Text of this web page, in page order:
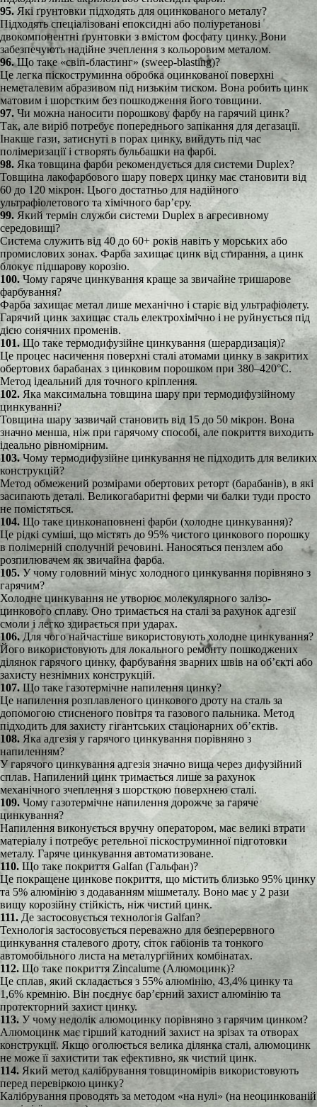
95. Які ґрунтовки підходять для оцинкованого металу?
Підходять спеціалізовані епоксидні або поліуретанові
двокомпонентні ґрунтовки з вмістом фосфату цинку. Вони
забезпечують надійне зчеплення з кольоровим металом.
96.Що таке «свіп-бластинг» (sweep-blasting)?
Це легка піскоструминна обробка оцинкованої поверхні
неметалевим абразивом під низьким тиском. Вона робить цинк
матовим і шорстким без пошкодження його товщини.
97. Чи можна наносити порошкову фарбу на гарячий цинк?
Так, але виріб потребує попереднього запікання для дегазації.
Інакше гази, затиснуті в порах цинку, вийдуть під час
полімеризації і створять бульбашки на фарбі.
98. Яка товщина фарби рекомендується для системи Duplex?
Товщина лакофарбового шару поверх цинку має становити від
60 до 120 мікрон. Цього достатньо для надійного
ультрафіолетового та хімічного бар’єру.
99.Який термін служби системи Duplex в агресивному
середовищі?
Система служить від 40 до 60+ років навіть у морських або
промислових зонах. Фарба захищає цинк від стирання, а цинк
блокує підшарову корозію.
100. Чому гаряче цинкування краще за звичайне тришарове
фарбування?
Фарба захищає метал лише механічно і старіє від ультрафіолету.
Гарячий цинк захищає сталь електрохімічно і не руйнується під
дією сонячних променів.
101.Що таке термодифузійне цинкування (шерардизація)?
Це процес насичення поверхні сталі атомами цинку в закритих
обертових барабанах з цинковим порошком при 380–420°C.
Метод ідеальний для точного кріплення.
102. Яка максимальна товщина шару при термодифузійному
цинкуванні?
Товщина шару зазвичай становить від 15 до 50 мікрон. Вона
значно менша, ніж при гарячому способі, але покриття виходить
ідеально рівномірним.
103.Чому термодифузійне цинкування не підходить для великих
конструкцій?
Метод обмежений розмірами обертових реторт (барабанів), в які
засипають деталі. Великогабаритні ферми чи балки туди просто
не помістяться.
104. Що таке цинконаповнені фарби (холодне цинкування)?
Це рідкі суміші, що містять до 95% чистого цинкового порошку
в полімерній сполучній речовині. Наносяться пензлем або
розпилювачем як звичайна фарба.
105.У чому головний мінус холодного цинкування порівняно з
гарячим?
Холодне цинкування не утворює молекулярного залізо-
цинкового сплаву. Оно тримається на сталі за рахунок адгезії
смоли і легко здирається при ударах.
106.Для чого найчастіше використовують холодне цинкування?
Його використовують для локального ремонту пошкоджених
ділянок гарячого цинку, фарбування зварних швів на об’єкті або
захисту незнімних конструкцій.
107. Що таке газотермічне напилення цинку?
Це напилення розплавленого цинкового дроту на сталь за
допомогою стисненого повітря та газового пальника. Метод
підходить для захисту гігантських стаціонарних об’єктів.
108. Яка адгезія у гарячого цинкування порівняно з
напиленням?
У гарячого цинкування адгезія значно вища через дифузійний
сплав. Напилений цинк тримається лише за рахунок
механічного зчеплення з шорсткою поверхнею сталі.
109. Чому газотермічне напилення дорожче за гаряче
цинкування?
Напилення виконується вручну оператором, має великі втрати
матеріалу і потребує ретельної піскоструминної підготовки
металу. Гаряче цинкування автоматизоване.
110.Що таке покриття Galfan (Гальфан)?
Це покращене цинкове покриття, що містить близько 95% цинку
та 5% алюмінію з додаванням мішметалу. Воно має у 2 рази
вищу корозійну стійкість, ніж чистий цинк.
111. Де застосовується технологія Galfan?
Технологія застосовується переважно для безперервного
цинкування сталевого дроту, сіток габіонів та тонкого
автомобільного листа на металургійних комбінатах.
112. Що таке покриття Zincalume (Алюмоцинк)?
Це сплав, який складається з 55% алюмінію, 43,4% цинку та
1,6% кремнію. Він поєднує бар’єрний захист алюмінію та
протекторний захист цинку.
113. У чому недолік алюмоцинку порівняно з гарячим цинком?
Алюмоцинк має гірший катодний захист на зрізах та отворах
конструкції. Якщо оголюється велика ділянка сталі, алюмоцинк
не може її захистити так ефективно, як чистий цинк.
114. Який метод калібрування товщиномірів використовують
перед перевіркою цинку?
Калібрування проводять за методом «на нулі» (на неоцинкованій